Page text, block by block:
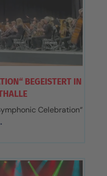
BEGEISTERT IN
Celebration“